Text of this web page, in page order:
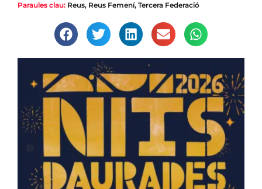
Paraules clau: Reus, Reus Femení, Tercera Federació